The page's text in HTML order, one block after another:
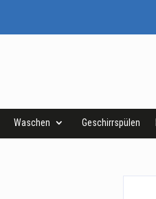
Waschen Geschirrspülen